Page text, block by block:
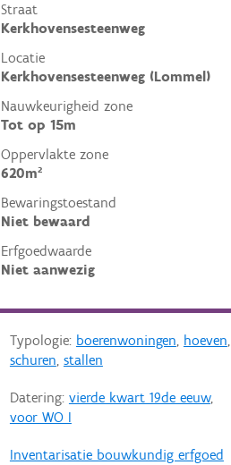
Straat
Kerkhovensesteenweg
Locatie
Kerkhovensesteenweg (Lommel)
Nauwkeurigheid zone
Tot op 15m
Oppervlakte zone
620m²
Bewaringstoestand
Niet bewaard
Erfgoedwaarde
Niet aanwezig
Typologie: boerenwoningen, hoeven,
schuren, stallen
Datering: vierde kwart 19de eeuw,
voor WO I
Inventarisatie bouwkundig erfgoed